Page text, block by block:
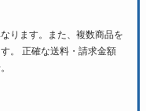
ります。また、複数商品を
。 正確な送料・請求金額